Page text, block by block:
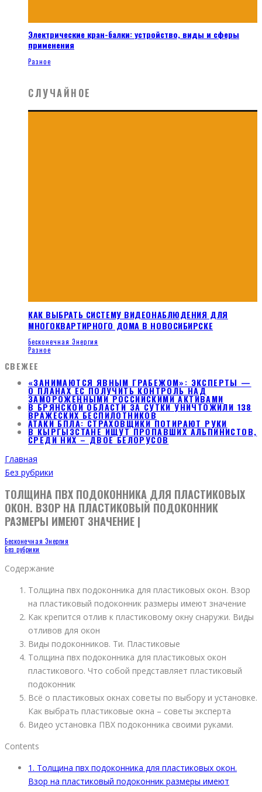
Электрические кран-балки: устройство, виды и сферы
применения
Разное
СЛУЧАЙНОЕ
КАК ВЫБРАТЬ СИСТЕМУ ВИДЕОНАБЛЮДЕНИЯ ДЛЯ
МНОГОКВАРТИРНОГО ДОМА В НОВОСИБИРСКЕ
Бесконечная Энергия
Разное
СВЕЖЕЕ
«ЗАНИМАЮТСЯ ЯВНЫМ ГРАБЕЖОМ»: ЭКСПЕРТЫ —
О ПЛАНАХ ЕС ПОЛУЧИТЬ КОНТРОЛЬ НАД
ЗАМОРОЖЕННЫМИ РОССИЙСКИМИ АКТИВАМИ
В БРЯНСКОЙ ОБЛАСТИ ЗА СУТКИ УНИЧТОЖИЛИ 138
ВРАЖЕСКИХ БЕСПИЛОТНИКОВ
АТАКИ БПЛА: СТРАХОВЩИКИ ПОТИРАЮТ РУКИ
В КЫРГЫЗСТАНЕ ИЩУТ ПРОПАВШИХ АЛЬПИНИСТОВ,
СРЕДИ НИХ – ДВОЕ БЕЛОРУСОВ
Главная
Без рубрики
ТОЛЩИНА ПВХ ПОДОКОННИКА ДЛЯ ПЛАСТИКОВЫХ
ОКОН. ВЗОР НА ПЛАСТИКОВЫЙ ПОДОКОННИК
РАЗМЕРЫ ИМЕЮТ ЗНАЧЕНИЕ |
Бесконечная Энергия
Без рубрики
Содержание
Толщина пвх подоконника для пластиковых окон. Взор
на пластиковый подоконник размеры имеют значение
Как крепится отлив к пластиковому окну снаружи. Виды
отливов для окон
Виды подоконников. Ти. Пластиковые
Толщина пвх подоконника для пластиковых окон
пластикового. Что собой представляет пластиковый
подоконник
Всё о пластиковых окнах советы по выбору и установке.
Как выбрать пластиковые окна – советы эксперта
Видео установка ПВХ подоконника своими руками.
Contents
1. Толщина пвх подоконника для пластиковых окон.
Взор на пластиковый подоконник размеры имеют